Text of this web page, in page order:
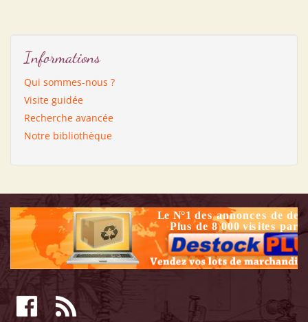
Informations
Qui sommes-nous ?
Visite guidée
Recherche avancée
Notre bibliothèque